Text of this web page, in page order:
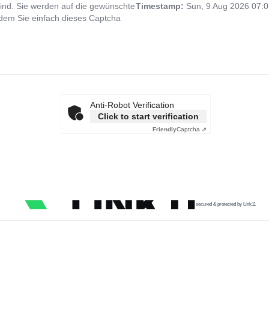
Sie werden auf die gewünschte
Sie einfach dieses Captcha
Timestamp: Sun, 9 Aug 2026
Anti-Robot Verification
Click to start verification
FriendlyCaptcha ⇗
secured & protected by Link11